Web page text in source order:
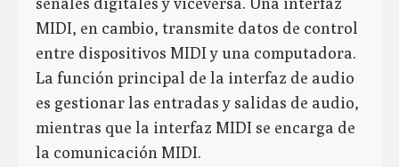
MIDI, en cambio, transmite datos de control
entre dispositivos MIDI y una computadora.
La función principal de la interfaz de audio
es gestionar las entradas y salidas de audio,
mientras que la interfaz MIDI se encarga de
la comunicación MIDI.